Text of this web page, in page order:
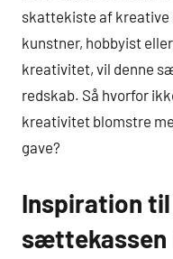
skattekiste af kreative
kunstner, hobbyist
kreativitet, vil denne
redskab. Så hvorfor
kreativitet blomstre
gave?
Inspiration
sættekassen